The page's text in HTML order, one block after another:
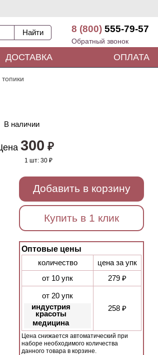
8 (800) 555-79-57
Обратный звонок
ДОСТАВКА ОПЛАТА
В наличии
300 ₽
1 шт: 30 ₽
Добавить в корзину
Купить в 1 клик
Оптовые цены
количество
цена за упк
от 10 упк
279 ₽
от 20 упк
индустрия
красоты
медицина
258 ₽
Цена снижается автоматический при
наборе необходимого количества
данного товара в корзине.